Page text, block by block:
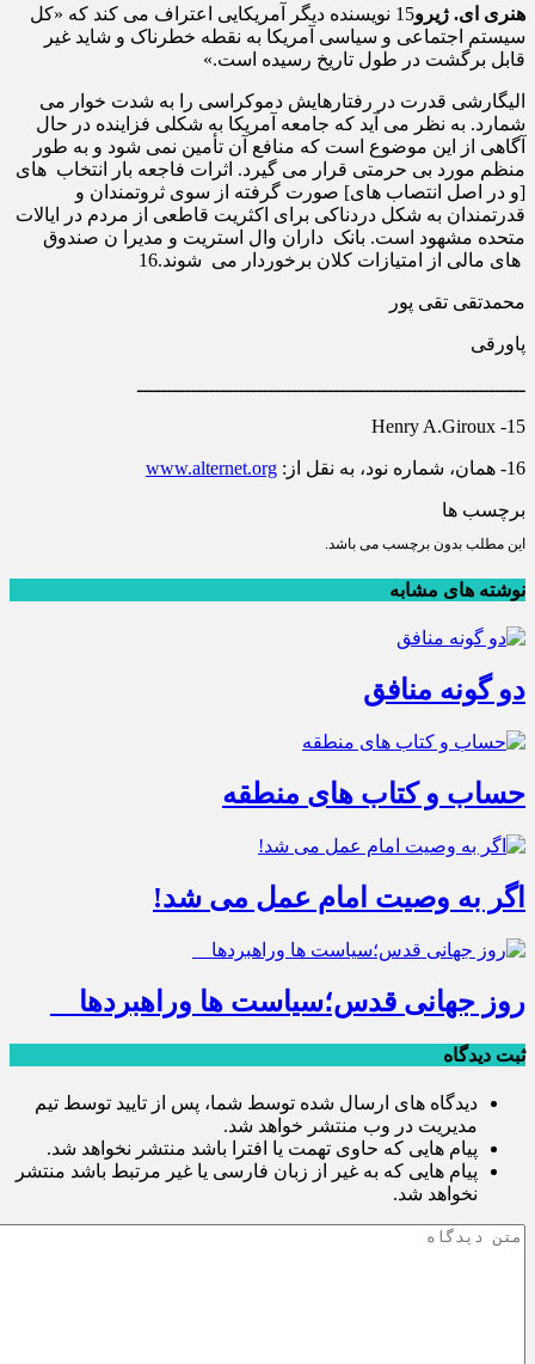
هنری ای. ژیرو
15 نویسنده دیگر آمریکایی اعتراف می کند که «کل
سیستم اجتماعی و سیاسی آمریکا به نقطه خطرناک و شاید غیر
قابل برگشت در طول تاریخ رسیده است.»
الیگارشی قدرت در رفتارهایش دموکراسی را به شدت خوار می
شمارد. به نظر می آید که جامعه آمریکا به شکلی فزاینده در حال
آگاهی از این موضوع است که منافع آن تأمین نمی شود و به طور
منظم مورد بی حرمتی قرار می گیرد. اثرات فاجعه بار انتخاب های
[و در اصل انتصاب های] صورت گرفته از سوی ثروتمندان و
قدرتمندان به شکل دردناکی برای اکثریت قاطعی از مردم در ایالات
متحده مشهود است. بانک داران وال استریت و مدیرا ن صندوق
های مالی از امتیازات کلان برخوردار می شوند.16
محمدتقی تقی پور
پاورقی
ـــــــــــــــــــــــــــــــــــــــــــــــــــــــــــــــــ
15- Henry A.Giroux
16- همان، شماره نود، به نقل از: www.alternet.org
برچسب ها
این مطلب بدون برچسب می باشد.
نوشته های مشابه
دو گونه منافق
حساب و کتاب های منطقه
اگر به وصیت امام عمل می شد!
روز جهانی قدس؛سیاست ها وراهبردها
ثبت دیدگاه
دیدگاه های ارسال شده توسط شما، پس از تایید توسط تیم
مدیریت در وب منتشر خواهد شد.
پیام هایی که حاوی تهمت یا افترا باشد منتشر نخواهد شد.
پیام هایی که به غیر از زبان فارسی یا غیر مرتبط باشد منتشر
نخواهد شد.